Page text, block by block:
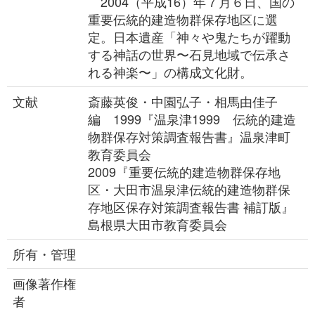
重要伝統的建造物群保存地区に選
定。日本遺産「神々や鬼たちが躍動
する神話の世界〜石見地域で伝承さ
れる神楽〜」の構成文化財。
文献
斎藤英俊・中園弘子・相馬由佳子
編 1999『温泉津1999 伝統的建造
物群保存対策調査報告書』温泉津町
教育委員会
2009『重要伝統的建造物群保存地
区・大田市温泉津伝統的建造物群保
存地区保存対策調査報告書 補訂版』
島根県大田市教育委員会
所有・管理
画像著作権
者